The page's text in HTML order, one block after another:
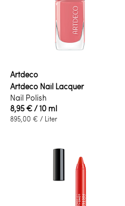
Artdeco
Artdeco Nail Lacquer
Nail Polish
8,95 €/ 10 ml
895,00 € / Liter